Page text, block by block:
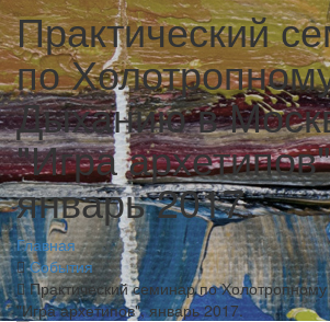
Практический
по
Дыханию в
"Игра
январь 2017.
Главная
События
Практический семинар по
"Игра архетипов", январь 2017.